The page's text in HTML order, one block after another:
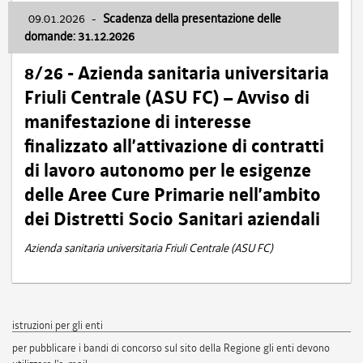
09.01.2026 - Scadenza della presentazione delle
domande: 31.12.2026
8/26 - Azienda sanitaria universitaria
Friuli Centrale (ASU FC) – Avviso di
manifestazione di interesse
finalizzato all’attivazione di contratti
di lavoro autonomo per le esigenze
delle Aree Cure Primarie nell’ambito
dei Distretti Socio Sanitari aziendali
Azienda sanitaria universitaria Friuli Centrale (ASU FC)
istruzioni per gli enti
per pubblicare i bandi di concorso sul sito della Regione gli enti devono